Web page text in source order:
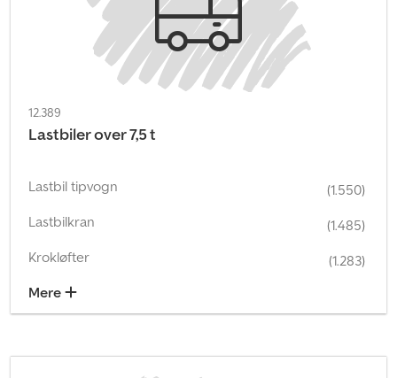
12.389
Lastbiler over 7,5 t
Lastbil tipvogn
(1.550)
Lastbilkran
(1.485)
Krokløfter
(1.283)
Mere